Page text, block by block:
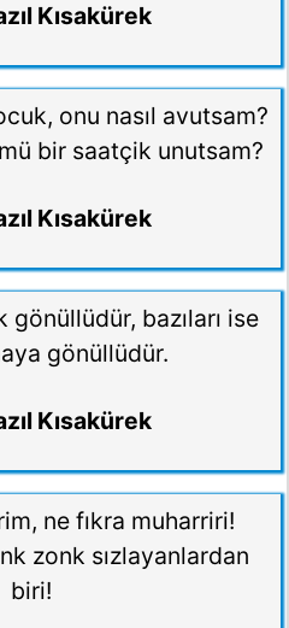
Kısakürek
onu nasıl avutsam?
bir saatçik unutsam?
Kısakürek
gönüllüdür, bazıları ise
gönüllüdür.
Kısakürek
ne fıkra muharriri!
zonk sızlayanlardan
biri!